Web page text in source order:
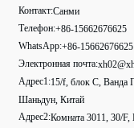
Контакт:Санми
Телефон:+86-15662676625
WhatsApp:+86-15662676625
Электронная почта:
Адрес1:15/f, блок C, Ванда
Шаньдун, Китай
Адрес2:Комната 3011, 30/F,